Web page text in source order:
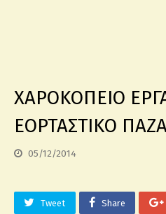
ΧΑΡΟΚΟΠΕΙΟ
ΕΟΡΤΑΣΤΙΚΟ
05/12/2014
Tweet Share